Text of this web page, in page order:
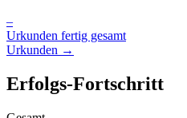
–
Urkunden fertig gesamt
Urkunden →
Erfolgs-Fortschritt